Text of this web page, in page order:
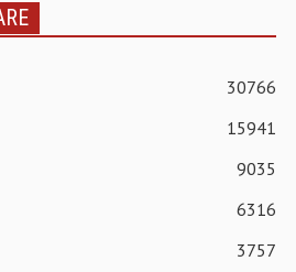
30766
15941
9035
6316
3757